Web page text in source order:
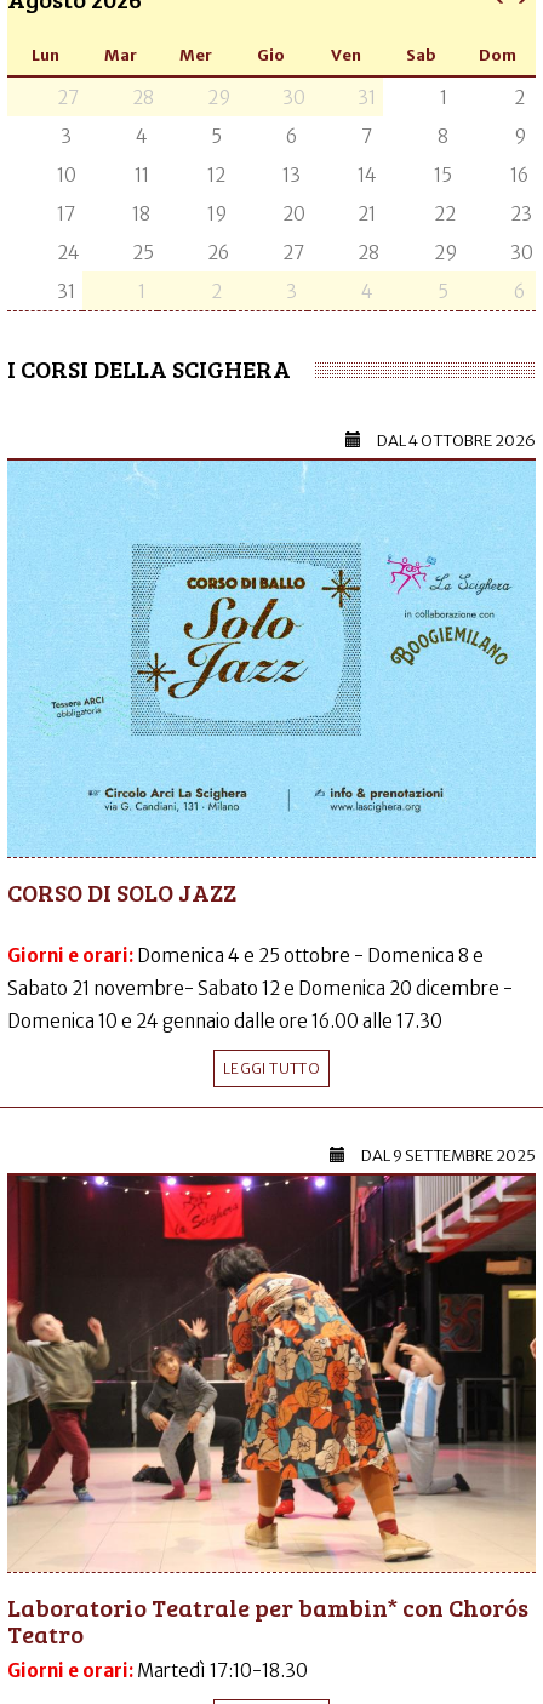
Lun Mar Mer Gio Ven Sab Dom
27 28 29 30 31 1
2
3
4 5 6 7 8
9
10
11 12 13 14 15
16
17
18 19 20 21 22
23
24
25 26 27 28 29
30
31
1 2 3 4 5 6
I CORSI DELLA SCIGHERA
DAL4 OTTOBRE 2026
CORSO DI SOLO JAZZ
Giorni e orari: Domenica 4 e 25 ottobre - Domenica 8 e
Sabato 21 novembre- Sabato 12 e Domenica 20 dicembre -
Domenica 10 e 24 gennaio dalle ore 16.00 alle 17.30
LEGGI TUTTO
DAL9 SETTEMBRE 2025
Laboratorio Teatrale per bambin* con Chorós
Teatro
Giorni e orari: Martedì 17:10-18.30